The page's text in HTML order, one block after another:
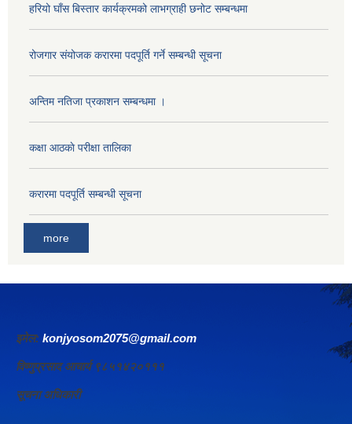
हरियो घाँस बिस्तार कार्यक्रमको लाभग्राही छनोट सम्बन्धमा
रोजगार संयोजक करारमा पदपूर्ति गर्ने सम्बन्धी सूचना
अन्तिम नतिजा प्रकाशन सम्बन्धमा ।
कक्षा आठकाे परीक्षा तालिका
करारमा पदपूर्ति सम्बन्धी सूचना
more
इमेल: konjyosom2075@gmail.com
विष्णुप्रसाद आचार्य ९८५१४२०१११
सूचना अधिकारी